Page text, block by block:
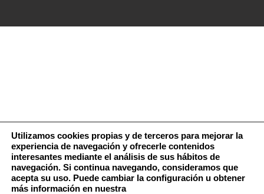
Utilizamos cookies propias y de terceros para mejorar la
experiencia de navegación y ofrecerle contenidos
interesantes mediante el análisis de sus hábitos de
navegación. Si continua navegando, consideramos que
acepta su uso. Puede cambiar la configuración u obtener
más información en nuestra